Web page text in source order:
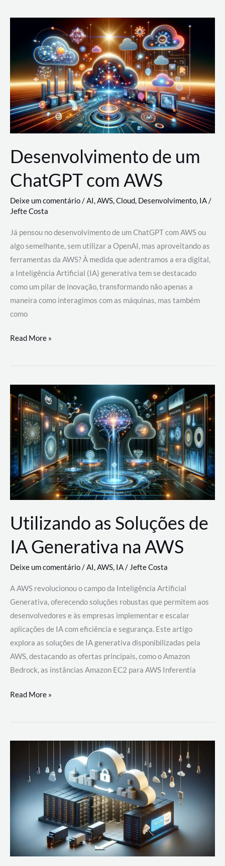
Nuvem:
Google
Cloud,
AWS
e
Azure
Desenvolvimento de um
ChatGPT com AWS
Deixe um comentário/AI,AWS,Cloud, Desenvolvimento, IA/
Jefte Costa
Já pensou no desenvolvimento de um ChatGPT com AWS ou
algo semelhante, sem utilizar a OpenAI, mas aproveitando as
ferramentas da AWS? À medida que adentramos a era digital,
a Inteligência Artificial (IA) generativa tem se destacado
como um pilar de inovação, transformando não apenas a
maneira como interagimos com as máquinas, mas também
como
Desenvolvimento
um
com
AWS
Read More »
Utilizando as Soluções de
IA Generativa na AWS
Deixe um comentário/AI,AWS, IA/Jefte Costa
A AWS revolucionou o campo da Inteligência Artificial
Generativa, oferecendo soluções robustas que permitem aos
desenvolvedores e às empresas implementar e escalar
aplicações de IA com eficiência e segurança. Este artigo
explora as soluções de IA generativa disponibilizadas pela
AWS, destacando as ofertas principais, como o Amazon
Bedrock, as instâncias Amazon EC2 para AWS Inferentia
Utilizando
Soluções
AWS
Read More »